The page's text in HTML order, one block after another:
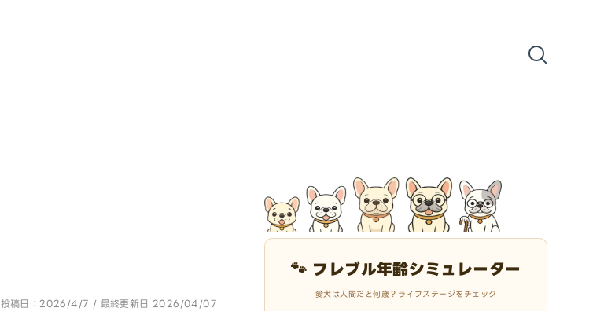
投稿日：2026/4/7 / 最終更新日 2026/04/07
🐾 フレブル年齢シミュレーター
愛犬は人間だと何歳？ライフステージをチェック